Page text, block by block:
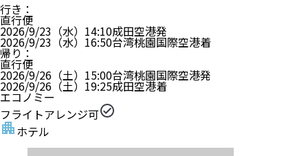
行き ：
直行便
2026/9/23（水） 14:10成田空港発
2026/9/23（水） 16:50台湾桃園国際空港着
帰り ：
直行便
2026/9/26（土） 15:00台湾桃園国際空港発
2026/9/26（土） 19:25成田空港着
エコノミー
フライトアレンジ可
ホテル